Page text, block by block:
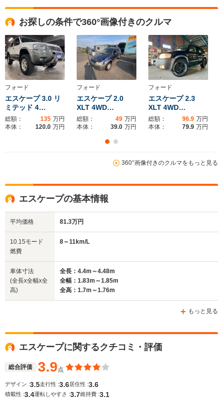
サイズ
(全長x全幅x全高)
燃費
駆動方式
1.71m
全幅
1.84m
全長
4.54m
ホイールベース
-m
全高
1.66m
全幅
1.77m
4.2m
ホイールベース
-m
4.38m
ホイー
お探しの条件で360°画像付きのクルマ
フォード
エスケープ 3.0 リ
ミテッド 4…
総額： 135 万円
本体：
120.0 万円
フォード
エスケープ 2.0
XLT 4WD…
総額： 49 万円
本体：
39.0 万円
フォード
エスケープ 2.3
XLT 4WD…
総額： 96.9 万円
本体：
79.9 万円
360°画像付きのクルマをもっと見る
エスケープの基本情報
平均価格 81.3万円
10.15モード
燃費
8～11km/L
車体寸法
(全長x全幅x全
高)
全長：4.4m～4.48m
全幅：1.83m～1.85m
全高：1.7m～1.76m
もっと見る
エスケープに関するクチコミ・評価
総合評価 3.9点
デザイン :3.5走行性 :3.6居住性 :3.6
積載性 :3.4運転しやすさ :3.7維持費 :3.1